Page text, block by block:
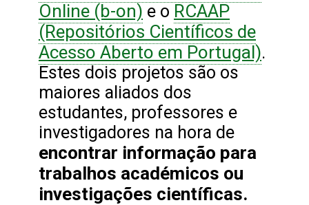
Online (b-on) e o RCAAP
(Repositórios Científicos de
Acesso Aberto em Portugal).
Estes dois projetos são os
maiores aliados dos
estudantes, professores e
investigadores na hora de
encontrar informação para
trabalhos académicos ou
investigações científicas.